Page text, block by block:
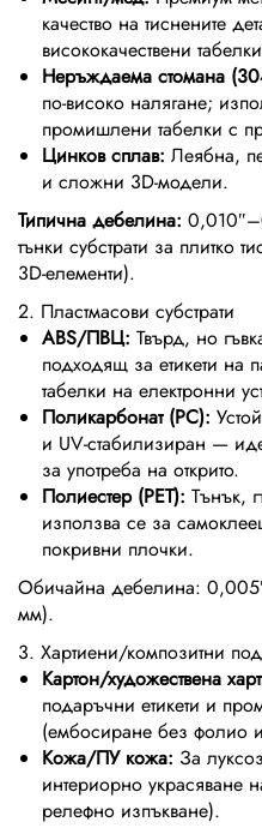
качество на тиснените
висококачествени
Неръждаема стомана
по-високо налягане;
промишлени табелки с
Цинков сплав: Леябна,
и сложни 3D-модели.
Типична дебелина:
тънки субстрати за плитко
3D-елементи).
2. Пластмасови субстрати
ABS/ПВЦ: Твърд, но
подходящ за етикети на
табелки на електронни
Поликарбонат (PC):
и UV-стабилизиран —
за употреба на открито.
Полиестер (PET): Тънък,
използва се за
покривни плочки.
Обичайна дебелина:
мм).
3. Хартиени/композитни
Картон/художествена
подаръчни етикети и
(ембосиране без фолио
Кожа/ПУ кожа: За
интериорно украсяване
релефно изпъкване).